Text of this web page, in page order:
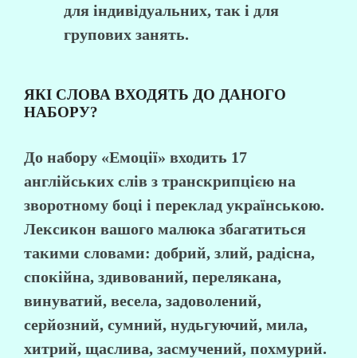
для індивідуальних, так і для
групових занять.
ЯКІ СЛОВА ВХОДЯТЬ ДО ДАНОГО
НАБОРУ?
До набору «Емоції» входить 17
англійських слів з транскрипцією на
зворотному боці і переклад українською.
Лексикон вашого малюка збагатиться
такими словами: добрий, злий, радісна,
спокійна, здивований, перелякана,
винуватий, весела, задоволений,
серйозний, сумний, нудьгуючий, мила,
хитрий, щаслива, засмучений, похмурий.